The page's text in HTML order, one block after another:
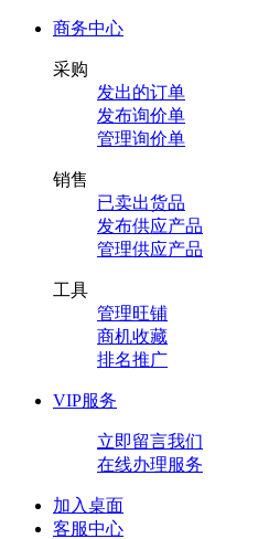
商务中心
采购
发出的订单
发布询价单
管理询价单
销售
已卖出货品
发布供应产品
管理供应产品
工具
管理旺铺
商机收藏
排名推广
VIP服务
立即留言我们
在线办理服务
加入桌面
客服中心